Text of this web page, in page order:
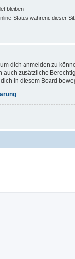
bleiben
Status während dieser
dich anmelden zu
auch zusätzliche
in diesem Board